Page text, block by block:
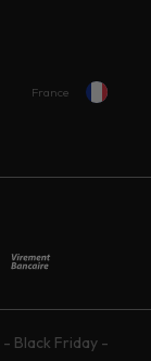
France
- Black Friday -